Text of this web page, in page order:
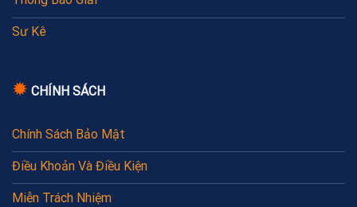
Sư Kê
✹ CHÍNH SÁCH
Chính Sách Bảo Mật
Điều Khoản Và Điều Kiện
Miễn Trách Nhiệm